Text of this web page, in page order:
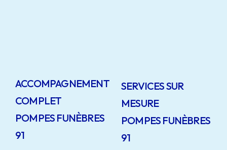
ACCOMPAGNEMENT
COMPLET
POMPES FUNÈBRES
91
SERVICES SUR
MESURE
POMPES FUNÈBRES
91